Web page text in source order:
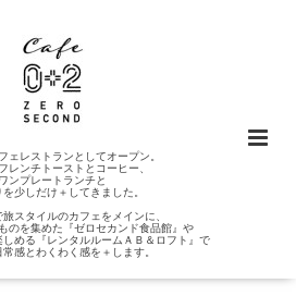
ェレストランとしてオープン。
レンチトーストとコーヒー、
ワンプレートランチと
を少しだけ＋してきました。
旅スタイルのカフェをメインに、
のを集めた『ゼロセカンド食品館』や
しめる『レンタルルームＡＢ＆ロフト』で
常感とわくわく感を＋します。